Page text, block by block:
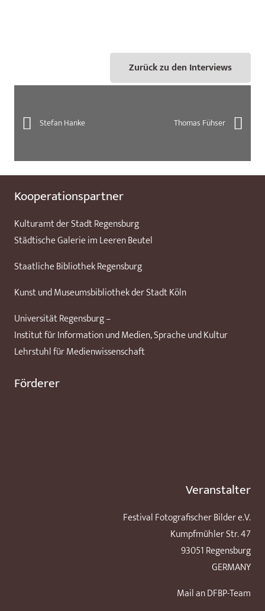
Zurück zu den Interviews
Stefan Hanke Thomas Fühser
Kooperationspartner
Kulturamt der Stadt Regensburg
Städtische Galerie im Leeren Beutel
Staatliche Bibliothek Regensburg
Kunst und Museumsbibliothek der Stadt Köln
Universität Regensburg –
Institut für Information und Medien, Sprache und Kultur
Lehrstuhl für Medienwissenschaft
Förderer
Veranstalter
Festival Fotografischer Bilder e.V.
Kumpfmühler Str. 47
93051 Regensburg
GERMANY
Mail an DFBP-Team